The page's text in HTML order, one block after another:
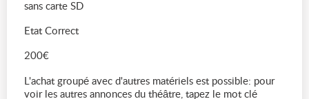
sans carte SD
Etat Correct
200€
L'achat groupé avec d'autres matériels est possible: pour
voir les autres annonces du théâtre, tapez le mot clé